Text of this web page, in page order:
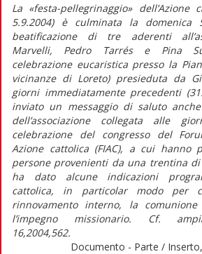
La «festa-pellegrinaggio» dell’Azione
5.9.2004) è culminata la
beatificazione di tre aderenti
Marvelli, Pedro Tarrés e Pina
celebrazione eucaristica presso la
vicinanze di Loreto) presieduta da
giorni immediatamente precedenti
inviato un messaggio di saluto
dell’associazione collegata alle
celebrazione del congresso del
Azione cattolica (FIAC), a cui hanno
persone provenienti da una trentina
ha dato alcune indicazioni
cattolica, in particolar modo per
rinnovamento interno, la
l’impegno missionario. Cf.
16,2004,562.
Documento - Parte /